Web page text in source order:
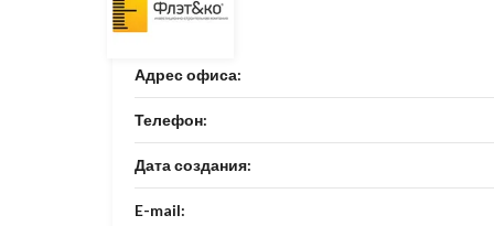
Адрес офиса:
Телефон:
Дата создания:
E-mail: